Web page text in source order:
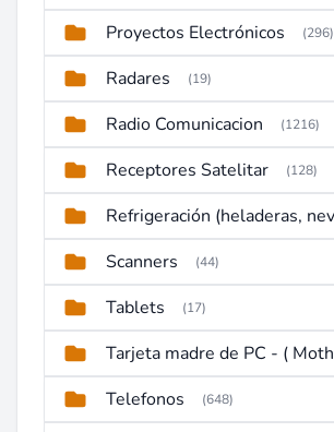
Proyectos Electrónicos (296)
Radares (19)
Radio Comunicacion (1216)
Receptores Satelitar (128)
Scanners (44)
Tablets (17)
Telefonos (648)